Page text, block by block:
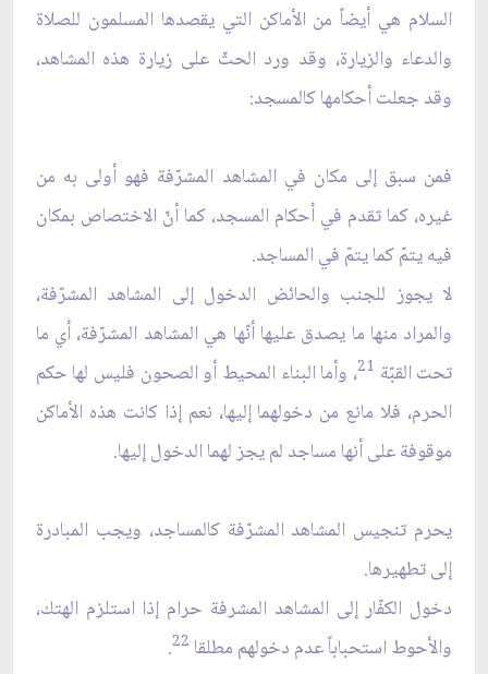
السلام هي أيضاً من الأماكن التي يقصدها المسلمون للصلاة
والدعاء والزيارة، وقد ورد الحثّ على زيارة هذه المشاهد،
وقد جعلت أحكامها كالمسجد:
فمن سبق إلى مكان في المشاهد المشرّفة فهو أولى به من
غيره، كما تقدم في أحكام المسجد، كما أنّ الاختصاص بمكان
فيه يتمّ كما يتمّ في المساجد.
لا يجوز للجنب والحائض الدخول إلى المشاهد المشرّفة،
والمراد منها ما يصدق عليها أنّها هي المشاهد المشرّفة، أي ما
تحت القبّة 21، وأما البناء المحيط أو الصحون فليس لها حكم
الحرم، فلا مانع من دخولهما إليها، نعم إذا كانت هذه الأماكن
موقوفة على أنها مساجد لم يجز لهما الدخول إليها.
يحرم تنجيس المشاهد المشرّفة كالمساجد، ويجب المبادرة
إلى تطهيرها.
دخول الكفّار إلى المشاهد المشرفة حرام إذا استلزم الهتك،
والأحوط استحباباً عدم دخولهم مطلقا 22
.